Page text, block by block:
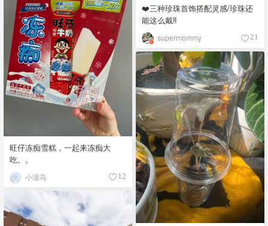
❤️三种珍珠首饰搭配灵感/珍珠还
能这么戴‼️
supermommy 21
旺仔冻痴雪糕，一起来冻痴大
吃。。
小濡马 12